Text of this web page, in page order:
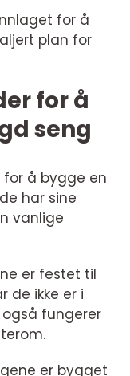
for å
plan for
for å
seng
å bygge en
har sine
vanlige
er festet til
de ikke er i
også fungerer
er bygget